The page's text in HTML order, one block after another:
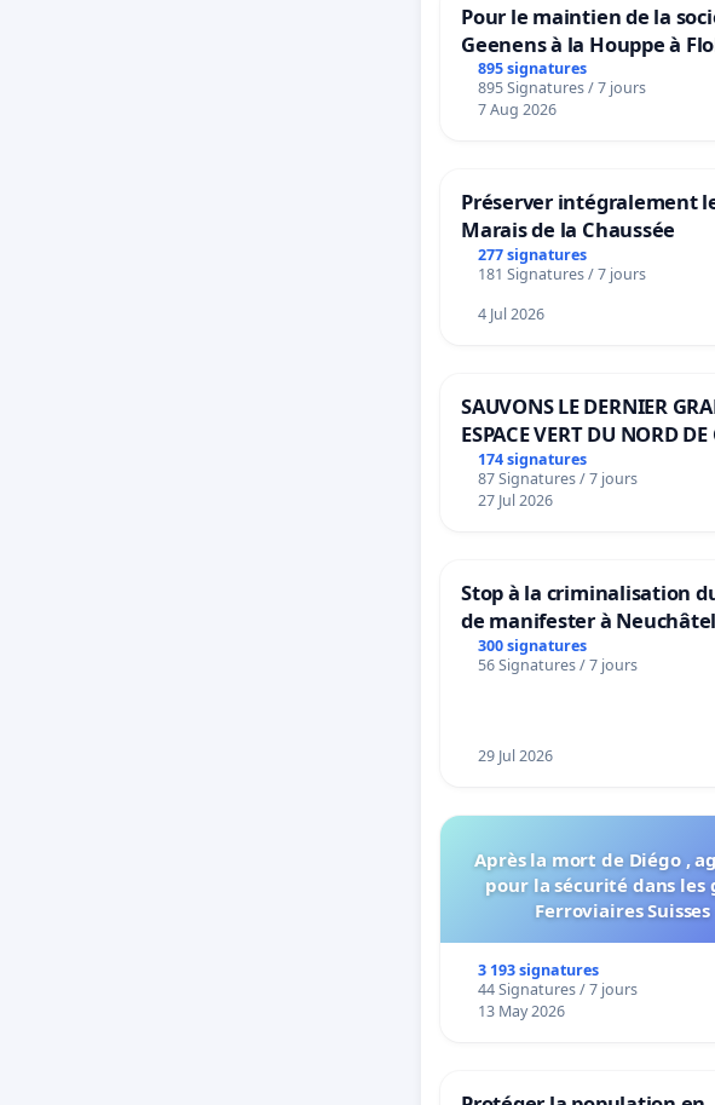
Pour le maintien de la
Geenens à la Houppe à
895 signatures
895 Signatures / 7 jours
7 Aug 2026
Préserver intégralement
Marais de la Chaussée
277 signatures
181 Signatures / 7 jours
4 Jul 2026
SAUVONS LE DERNIER
ESPACE VERT DU NORD DE
BOUGERIES
174 signatures
87 Signatures / 7 jours
27 Jul 2026
Stop à la criminalisation
de manifester à Neuchâtel
300 signatures
56 Signatures / 7 jours
29 Jul 2026
Après la mort de Diégo ,
pour la sécurité dans les
Ferroviaires Suisses
3 193 signatures
44 Signatures / 7 jours
13 May 2026